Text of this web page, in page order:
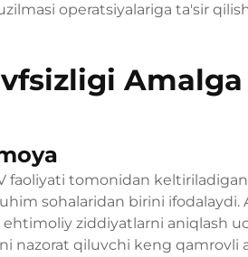
operatsiyalariga ta'sir
Amalga
faoliyati tomonidan
sohalaridan birini ifodalaydi.
ehtimoliy ziddiyatlarni aniqlash
nazorat qiluvchi keng qamrovli